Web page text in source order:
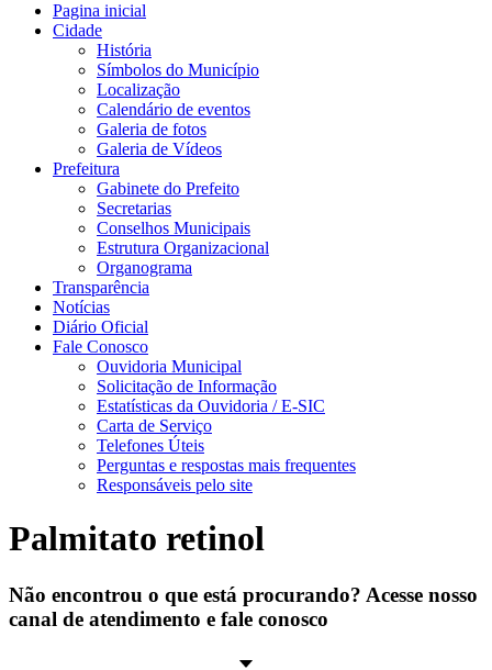
Pagina inicial
Cidade
História
Símbolos do Município
Localização
Calendário de eventos
Galeria de fotos
Galeria de Vídeos
Prefeitura
Gabinete do Prefeito
Secretarias
Conselhos Municipais
Estrutura Organizacional
Organograma
Transparência
Notícias
Diário Oficial
Fale Conosco
Ouvidoria Municipal
Solicitação de Informação
Estatísticas da Ouvidoria / E-SIC
Carta de Serviço
Telefones Úteis
Perguntas e respostas mais frequentes
Responsáveis pelo site
Palmitato retinol
Não encontrou o que está procurando? Acesse nosso
canal de atendimento e fale conosco